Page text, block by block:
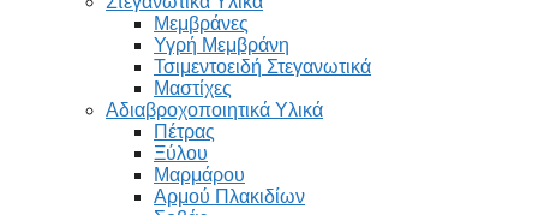
Μεμβράνες
Υγρή Μεμβράνη
Τσιμεντοειδή Στεγανωτικά
Μαστίχες
Αδιαβροχοποιητικά Υλικά
Πέτρας
Ξύλου
Μαρμάρου
Αρμού Πλακιδίων